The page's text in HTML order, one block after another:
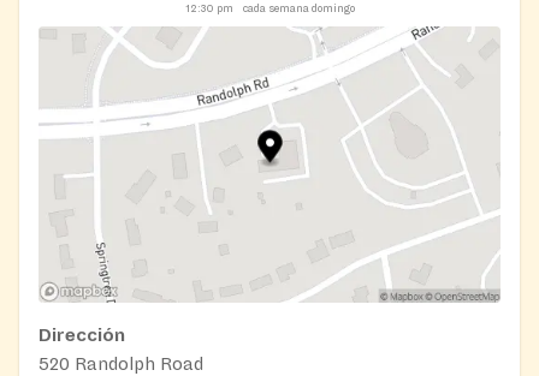
12:30 pm
cada semana domingo
Dirección
520 Randolph Road